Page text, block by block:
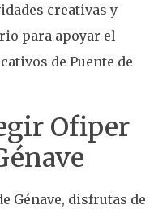
creativas y
para apoyar el
de Puente de
Ofiper
Génave, disfrutas de